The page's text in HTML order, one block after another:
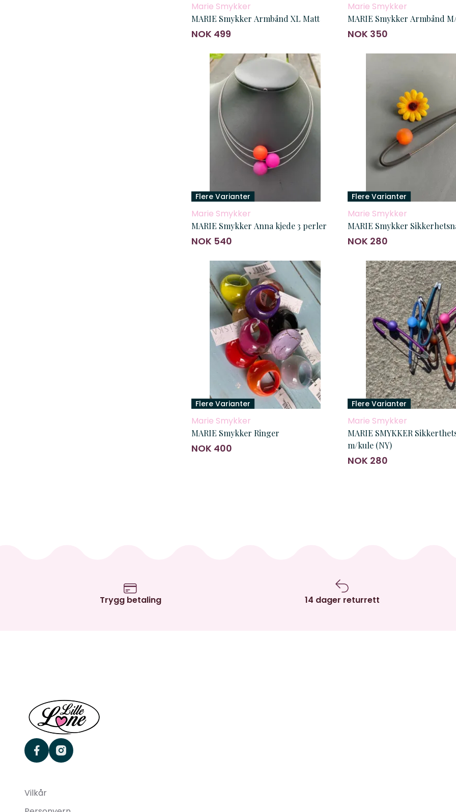
Marie Smykker
MARIE Smykker Armbånd XL Matt
NOK 499
Marie Smykker
MARIE Smykker Armbånd
NOK 350
Flere Varianter
Marie Smykker
MARIE Smykker Anna kjede 3 perler
NOK 540
Flere Varianter
Marie Smykker
MARIE Smykker
NOK 280
Flere Varianter
Marie Smykker
MARIE Smykker Ringer
NOK 400
Flere Varianter
Marie Smykker
MARIE SMYKKER
m/kule (NY)
NOK 280
Trygg betaling 14 dager returrett
facebookinstagram
Vilkår